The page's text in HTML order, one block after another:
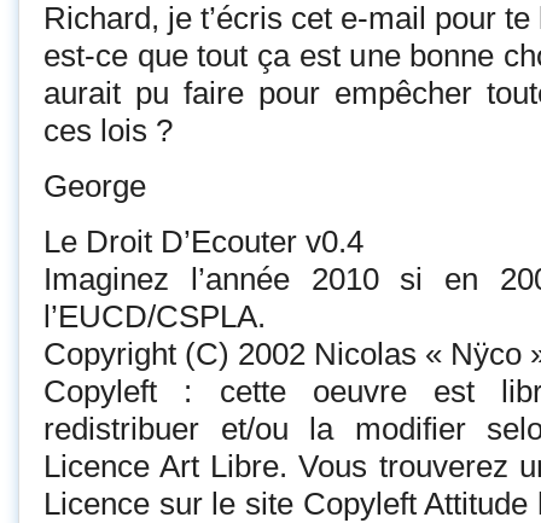
Richard, je t’écris cet e-mail pour
est-ce que tout ça est une bonne
aurait pu faire pour empêcher
ces lois ?
George
Le Droit D’Ecouter v0.4
Imaginez l’année 2010 si en
l’EUCD/CSPLA.
Copyright (C) 2002 Nicolas « Nÿco
Copyleft : cette oeuvre est
redistribuer et/ou la modifier
Licence Art Libre. Vous trouverez
Licence sur le site Copyleft